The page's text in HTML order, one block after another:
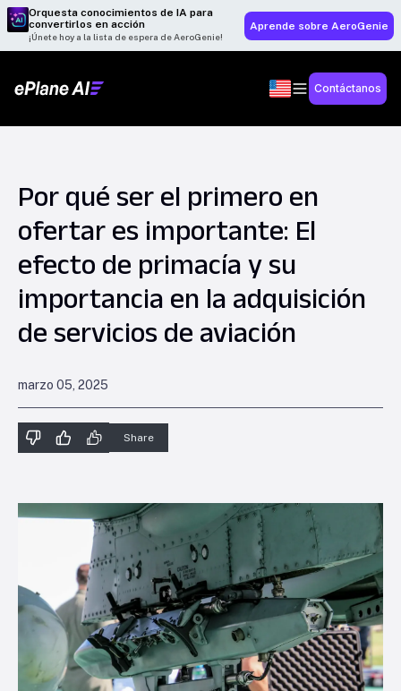
Orquesta conocimientos de IA para
convertirlos en acción
¡Únete hoy a la lista de espera de AeroGenie!
Aprende sobre AeroGenie
Contáctanos
Por qué ser el primero en
ofertar es importante: El
efecto de primacía y su
importancia en la adquisición
de servicios de aviación
marzo 05, 2025
Share